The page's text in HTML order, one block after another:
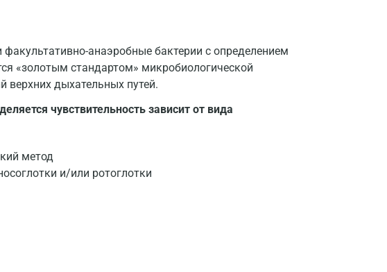
анаэробные бактерии с определением
«золотым стандартом» микробиологической
верхних дыхательных путей.
чувствительность зависит от вида
метод
и/или ротоглотки